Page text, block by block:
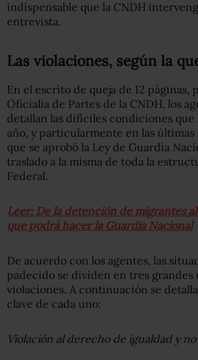
indispensable que la CNDH
entrevista.
Las violaciones, según la
En el escrito de queja de 12 páginas,
Oficialía de Partes de la CNDH, los
detallan las difíciles condiciones que
año, y particularmente en las últimas
que se aprobó la Ley de Guardia
traslado a la misma de toda la
Federal.
Leer: De la detención de migrantes
que podrá hacer la Guardia Nacional
De acuerdo con los agentes, las
padecido se dividen en tres grandes
violaciones. A continuación se
clave de cada uno:
Violación al derecho de igualdad y